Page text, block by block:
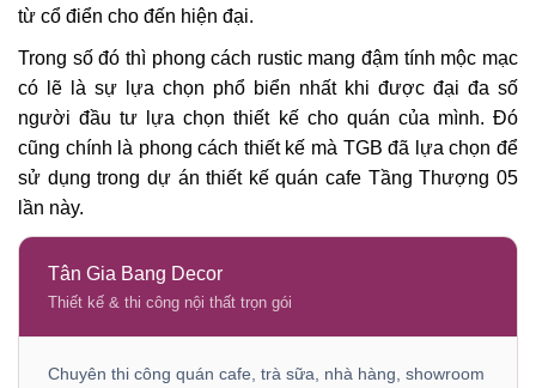
từ cổ điển cho đến hiện đại.
Trong số đó thì phong cách rustic mang đậm tính mộc mạc
có lẽ là sự lựa chọn phổ biển nhất khi được đại đa số
người đầu tư lựa chọn thiết kế cho quán của mình. Đó
cũng chính là phong cách thiết kế mà TGB đã lựa chọn để
sử dụng trong dự án thiết kế quán cafe Tầng Thượng 05
lần này.
Tân Gia Bang Decor
Thiết kế & thi công nội thất trọn gói
Chuyên thi công quán cafe, trà sữa, nhà hàng, showroom